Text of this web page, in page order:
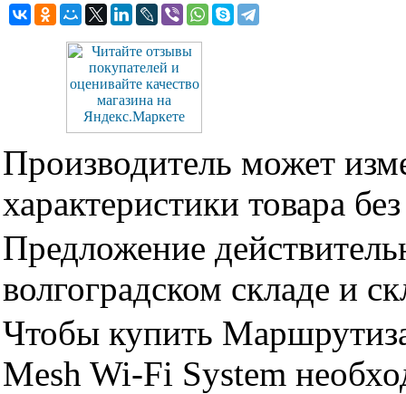
Производитель может
характеристики товара
Предложение
волгоградском складе и
Чтобы купить
Mesh Wi-Fi System